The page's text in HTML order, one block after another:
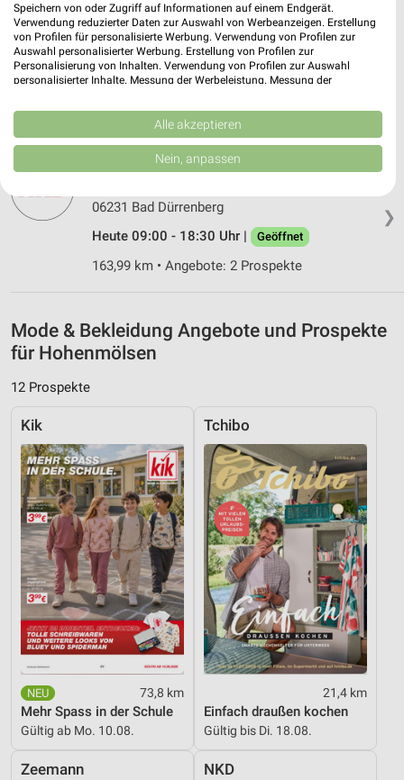
Takko Fashion Zeitz
Friedensstraße 140
06712 Zeitz
Heute 09:00 - 19:00 Uhr | Geöffnet
185,66 km
❯
NKD Bad Dürrenberg
06231 Bad Dürrenberg
Heute 09:00 - 18:30 Uhr |
Geöffnet
163,99 km • Angebote: 2 Prospekte
Mode & Bekleidung Angebote und Prospekte
für Hohenmölsen
12 Prospekte
Kik
73,8 km
Mehr Spass in der Schule
Gültig ab Mo. 10.08.
Tchibo
21,4 km
Einfach draußen kochen
Gültig bis Di. 18.08.
Zeemann NKD
Speichern von oder Zugriff auf Informationen auf einem Endgerät.
Verwendung reduzierter Daten zur Auswahl von Werbeanzeigen. Erstellung
von Profilen für personalisierte Werbung. Verwendung von Profilen zur
Auswahl personalisierter Werbung. Erstellung von Profilen zur
Personalisierung von Inhalten. Verwendung von Profilen zur Auswahl
personalisierter Inhalte. Messung der Werbeleistung. Messung der
Kombinationen von Daten aus verschiedenen Quellen. Entwicklung und
Verbesserung der Angebote. Verwendung reduzierter Daten zur Auswahl
von Inhalten.
Daten können außerhalb der Europäischen Union weitergegeben und in die
Website/App.
Partnerliste anzeigen (1 IAB-Anbieter)
IAB-Verarbeitungszwecke:
Verwendung reduzierter Daten zur Auswahl von
Werbeanzeigen
Werbung
Verwendung von Profilen zur Auswahl
personalisierter Werbung
Erstellung von Profilen zur Personalisierung
von Inhalten
Verwendung von Profilen zur Auswahl
personalisierter Inhalte
Messung der Werbeleistung
Messung der Performance von Inhalten
Analyse von Zielgruppen durch Statistiken oder
Kombinationen von Daten aus verschiedenen
Quellen
Alle akzeptieren
Nein, anpassen